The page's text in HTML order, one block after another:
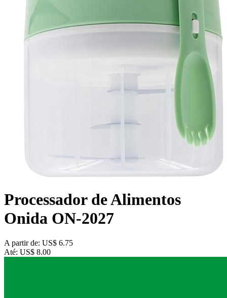
Processador de Alimentos
Onida ON-2027
A partir de: US$ 6.75
Até: US$ 8.00